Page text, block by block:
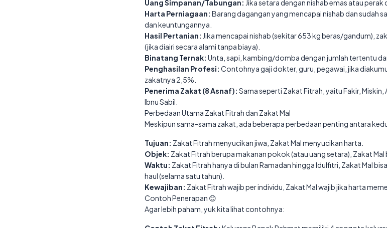
Uang Simpanan/Tabungan: Jika setara dengan nishab emas atau
Harta Perniagaan: Barang dagangan yang mencapai nishab dan sudah
dan keuntungannya.
Hasil Pertanian: Jika mencapai nishab (sekitar 653 kg beras/gandum),
(jika diairi secara alami tanpa biaya).
Binatang Ternak: Unta, sapi, kambing/domba dengan jumlah tertentu
Penghasilan Profesi: Contohnya gaji dokter, guru, pegawai, jika
zakatnya 2,5%.
Penerima Zakat (8 Asnaf): Sama seperti Zakat Fitrah, yaitu Fakir, Miskin,
Ibnu Sabil.
Perbedaan Utama Zakat Fitrah dan Zakat Mal
Meskipun sama-sama zakat, ada beberapa perbedaan penting antara
Tujuan: Zakat Fitrah menyucikan jiwa, Zakat Mal menyucikan harta.
Objek: Zakat Fitrah berupa makanan pokok (atau uang setara), Zakat Mal
Waktu: Zakat Fitrah hanya di bulan Ramadan hingga Idulfitri, Zakat Mal
haul (selama satu tahun).
Kewajiban: Zakat Fitrah wajib per individu, Zakat Mal wajib jika harta
Contoh Penerapan 😊
Agar lebih paham, yuk kita lihat contohnya: